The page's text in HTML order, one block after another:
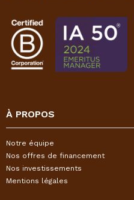
À PROPOS
Notre équipe
Nos offres de financement
Nos investissements
Mentions légales